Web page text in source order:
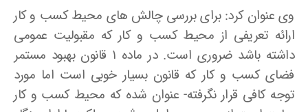
وی عنوان کرد: برای بررسی چالش­ های محیط کسب و کار
ارائه تعریفی از محیط کسب و کار که مقبولیت عمومی
داشته باشد ضروری است. در ماده ۱ قانون بهبود مستمر
فضای کسب و کار که قانون بسیار خوبی است اما مورد
توجه کافی قرار نگرفته- عنوان شده که محیط کسب و کار